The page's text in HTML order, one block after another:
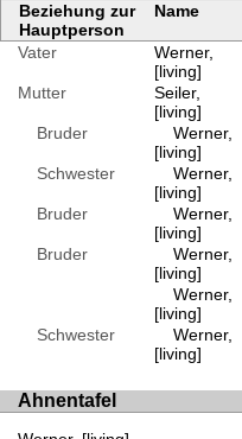
Beziehung zur
Hauptperson
Name
Vater
Werner,
[living]
Mutter
Seiler,
[living]
Bruder
Werner,
[living]
Schwester
Werner,
[living]
Bruder
Werner,
[living]
Bruder
Werner,
[living]
Werner,
[living]
Schwester
Werner,
[living]
Ahnentafel